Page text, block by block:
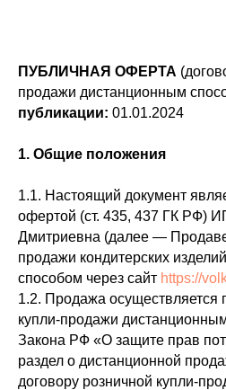
ПУБЛИЧНАЯ ОФЕРТА
продажи дистанционным
публикации: 01.01.2024
1. Общие положения
1.1. Настоящий документ
офертой (ст. 435, 437 ГК РФ)
Дмитриевна (далее —
продажи кондитерских
способом через сайт https://
1.2. Продажа осуществляется
купли-продажи
Закона РФ «О защите прав
раздел о дистанционной
договору розничной купли-